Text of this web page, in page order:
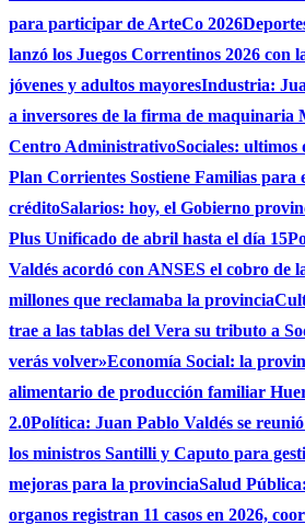
para participar de ArteCo 2026
lanzó los Juegos Correntinos 2026 con
jóvenes y adultos mayoresIndustria:
a inversores de la firma de maquinaria
Centro AdministrativoSociales: ultimos
Plan Corrientes Sostiene Familias para
créditoSalarios: hoy, el Gobierno
Plus Unificado de abril hasta el día 15
Valdés acordó con ANSES el cobro de
millones que reclamaba la provincia
trae a las tablas del Vera su tributo a
verás volver»Economía Social: la
alimentario de producción familiar
2.0Política: Juan Pablo Valdés se
los ministros Santilli y Caputo para
mejoras para la provinciaSalud
organos registran 11 casos en 2026,